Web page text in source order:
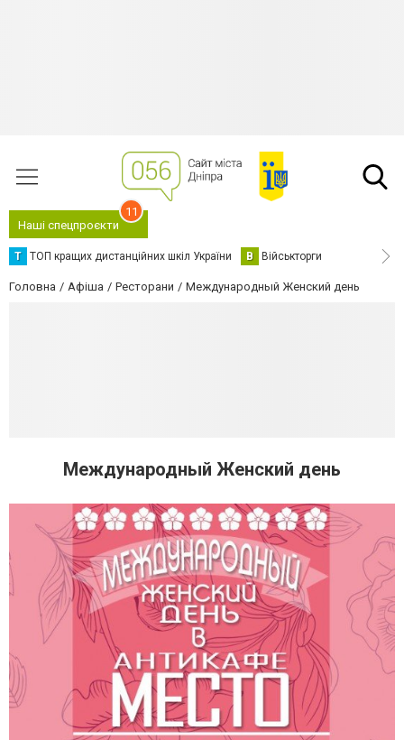
Наші спецпроєкти
11
Т ТОП кращих дистанційних шкіл України В Військторги
Головна Афіша Ресторани Международный Женский день
Международный Женский день